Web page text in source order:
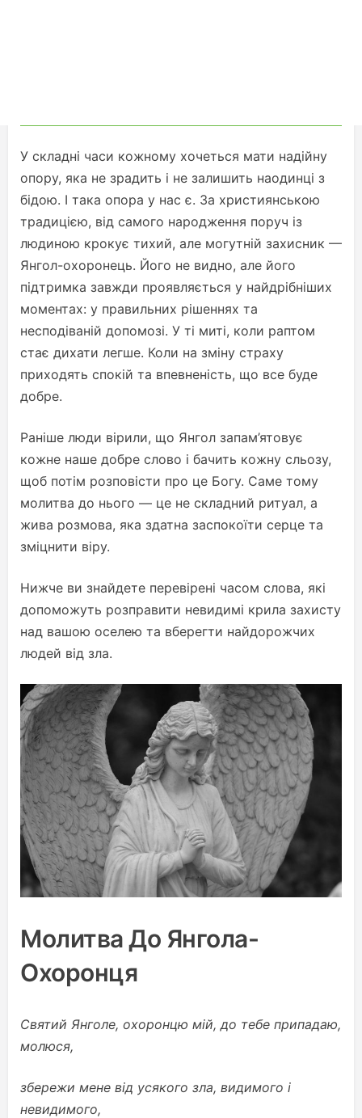
У складні часи кожному хочеться мати надійну
опору, яка не зрадить і не залишить наодинці з
бідою. І така опора у нас є. За християнською
традицією, від самого народження поруч із
людиною крокує тихий, але могутній захисник —
Янгол-охоронець. Його не видно, але його
підтримка завжди проявляється у найдрібніших
моментах: у правильних рішеннях та
несподіваній допомозі. У ті миті, коли раптом
стає дихати легше. Коли на зміну страху
приходять спокій та впевненість, що все буде
добре.
Раніше люди вірили, що Янгол запам’ятовує
кожне наше добре слово і бачить кожну сльозу,
щоб потім розповісти про це Богу. Саме тому
молитва до нього — це не складний ритуал, а
жива розмова, яка здатна заспокоїти серце та
зміцнити віру.
Нижче ви знайдете перевірені часом слова, які
допоможуть розправити невидимі крила захисту
над вашою оселею та вберегти найдорожчих
людей від зла.
Молитва До Янгола-
Охоронця
Святий Янголе, охоронцю мій, до тебе припадаю,
молюся,
збережи мене від усякого зла, видимого і
невидимого,